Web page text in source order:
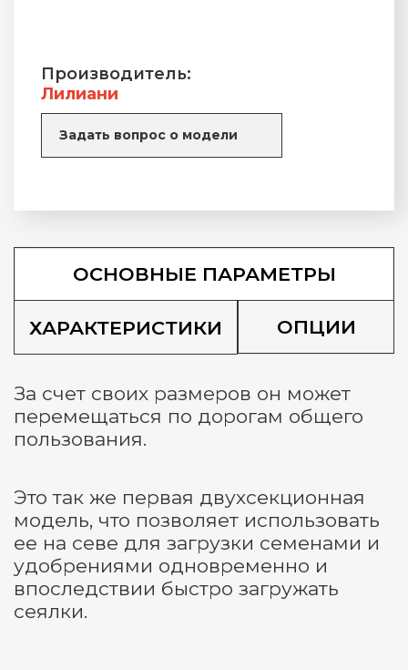
Производитель:
Лилиани
Задать вопрос о модели
ОСНОВНЫЕ ПАРАМЕТРЫ
ХАРАКТЕРИСТИКИ ОПЦИИ
За счет своих размеров он может
перемещаться по дорогам общего
пользования.
Это так же первая двухсекционная
модель, что позволяет использовать
ее на севе для загрузки семенами и
удобрениями одновременно и
впоследствии быстро загружать
сеялки.